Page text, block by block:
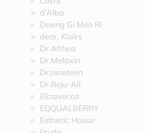
d’Alba
Daeng Gi Meo Ri
dear, Klairs
Dr.Althea
Dr.Melaxin
Dr.nineteen
Dr.Reju-All
Elizavecca
EQQUALBERRY
Esthetic House